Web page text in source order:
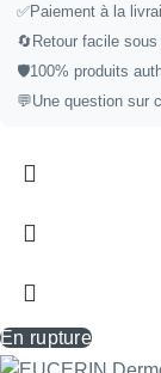
✅Paiement à la
🔄 Retour facile
🛡️100% produits
💬Une question sur
En rupture